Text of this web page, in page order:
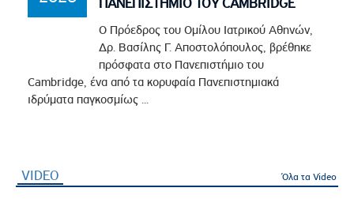
ΠΑΝΕΠΙΣΤΗΜΙΟ ΤΟΥ CAMBRIDGE
Ο Πρόεδρος του Ομίλου Ιατρικού Αθηνών,
Δρ. Βασίλης Γ. Αποστολόπουλος, βρέθηκε
πρόσφατα στο Πανεπιστήμιο του
Cambridge, ένα από τα κορυφαία Πανεπιστημιακά
ιδρύματα παγκοσμίως ...
VIDEO Όλα τα Video